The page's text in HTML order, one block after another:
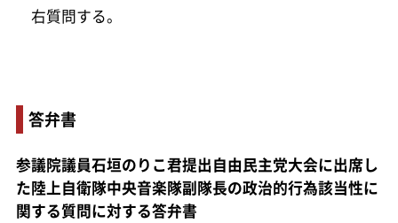
右質問する。
答弁書
参議院議員石垣のりこ君提出自由民主党大会に出席し
た陸上自衛隊中央音楽隊副隊長の政治的行為該当性に
関する質問に対する答弁書